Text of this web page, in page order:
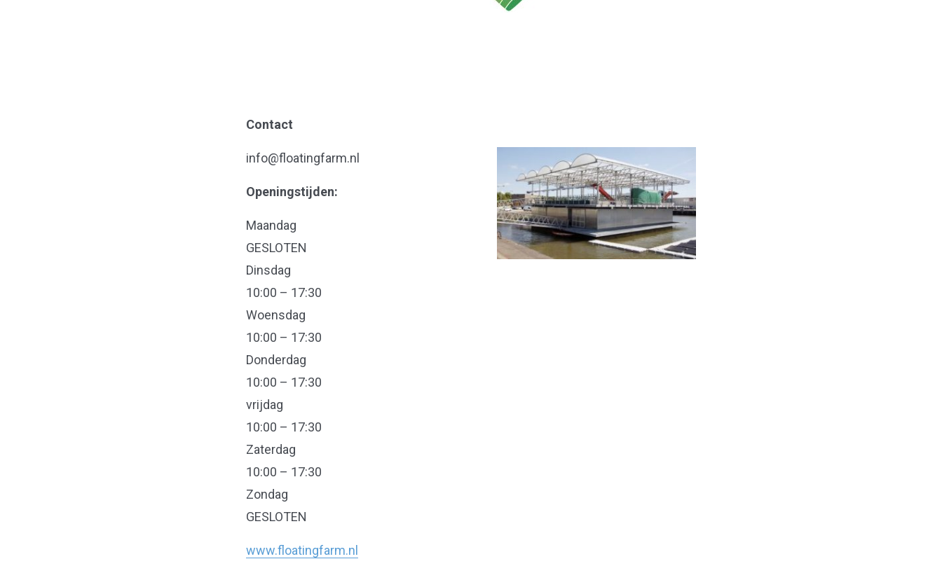
Contact
info@floatingfarm.nl
Openingstijden:
Maandag
GESLOTEN
Dinsdag
10:00 – 17:30
Woensdag
10:00 – 17:30
Donderdag
10:00 – 17:30
vrijdag
10:00 – 17:30
Zaterdag
10:00 – 17:30
Zondag
GESLOTEN
www.floatingfarm.nl